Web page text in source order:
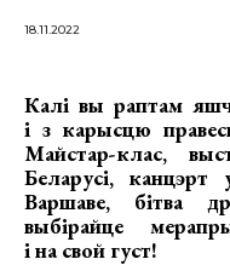
18.11.2022
Калі вы раптам
і з карысцю
Майстар-клас,
Беларусі, канцэрт
Варшаве, бітва
выбірайце
і на свой густ!